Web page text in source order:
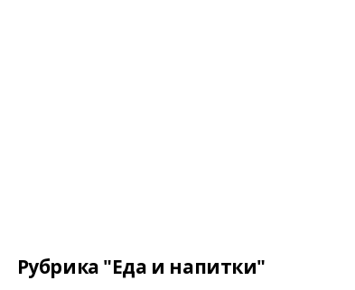
Рубрика "Еда и напитки"